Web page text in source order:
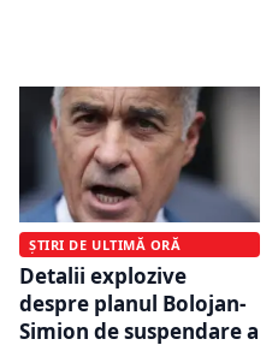
ȘTIRI DE ULTIMĂ ORĂ
Detalii explozive
despre planul Bolojan-
Simion de suspendare a